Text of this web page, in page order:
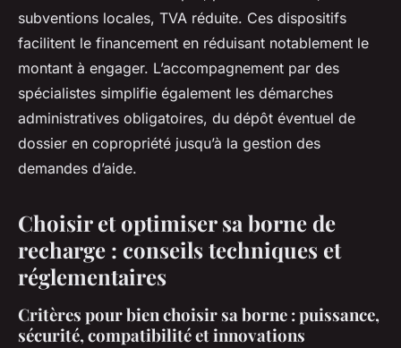
subventions locales, TVA réduite. Ces dispositifs
facilitent le financement en réduisant notablement le
montant à engager. L’accompagnement par des
spécialistes simplifie également les démarches
administratives obligatoires, du dépôt éventuel de
dossier en copropriété jusqu’à la gestion des
demandes d’aide.
Choisir et optimiser sa borne de
recharge : conseils techniques et
réglementaires
Critères pour bien choisir sa borne : puissance,
sécurité, compatibilité et innovations